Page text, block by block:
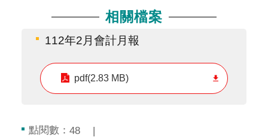
相關檔案
112年2月會計月報
pdf(2.83 MB)
點閱數： 48